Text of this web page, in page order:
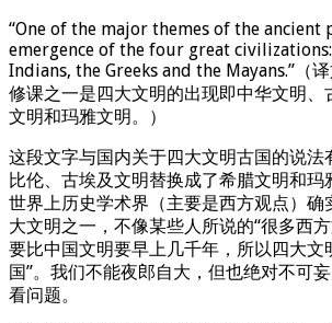
“One of the major themes of the ancient
emergence of the four great
Indians, the Greeks and the Mayans.”（
修课之一是四大文明的出现即中华文明、
文明和玛雅文明。）
这段文字与国内关于四大文明古国的说法
比伦、古埃及文明替换成了希腊文明和玛
世界上历史学术界（主要是西方观点）确
大文明之一，不像某些人所说的“很多西
要比中国文明要早上几千年，所以四大文
国”。我们不能夜郎自大，但也绝对不可
看问题。